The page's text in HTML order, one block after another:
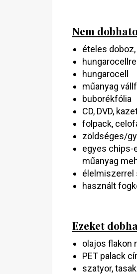
Nem
ételes
hungarocell
műanyag
buborékfólia
CD, DVD,
folpack,
zöldséges/
egyes chips-
műanyag
élelmiszerrel
használt
Ezeket
olajos flakon
PET palack
szatyor, tasak